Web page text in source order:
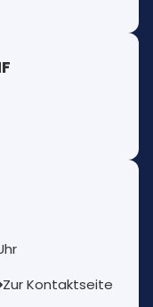
Zur Kontaktseite